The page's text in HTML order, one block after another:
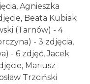
Agnieszka
Beata Kubiak
(Tarnów) - 4
- 3 zdjęcia,
- 6 zdjęć, Jacek
Mariusz
Trzciński